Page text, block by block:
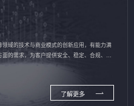
域的技术与商业模式的创新应用，有能力满
的需求，为客户提供安全、稳定、合规、持
了解更多